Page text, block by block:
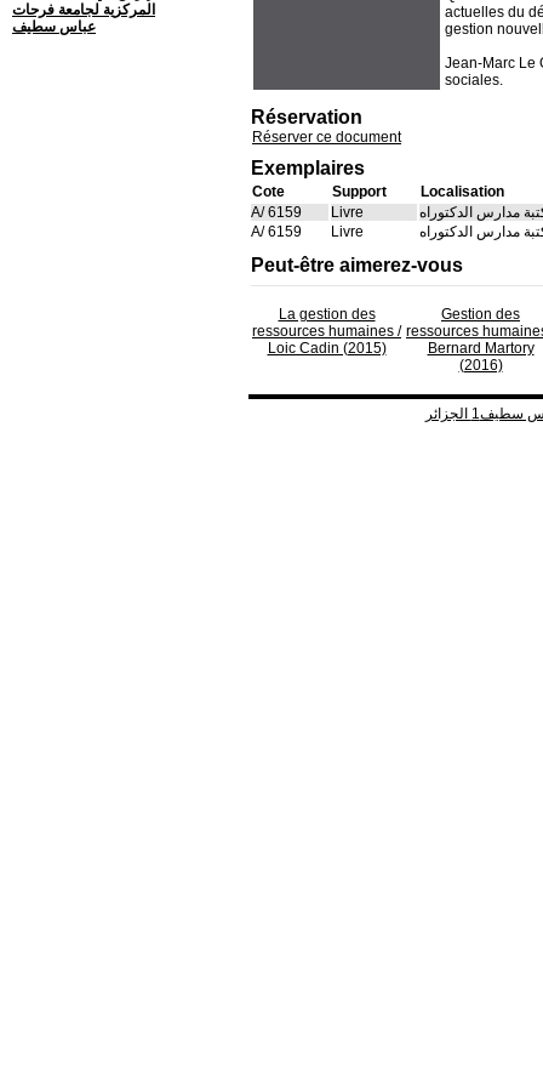
actuelles du
gestion
Jean-Marc Le
sociales.
Réservation
Réserver ce document
Exemplaires
Cote Support
Localisation
A/ 6159
Livre
مدارس الدكتوراه
A/ 6159
Livre مدارس الدكتوراه
Peut-être aimerez-vous
La gestion des
ressources humaines /
Loic Cadin (2015)
Gestion des
ressources
Bernard Martory
(2016)
المركزية لجامعة فرحات
عباس سطيف